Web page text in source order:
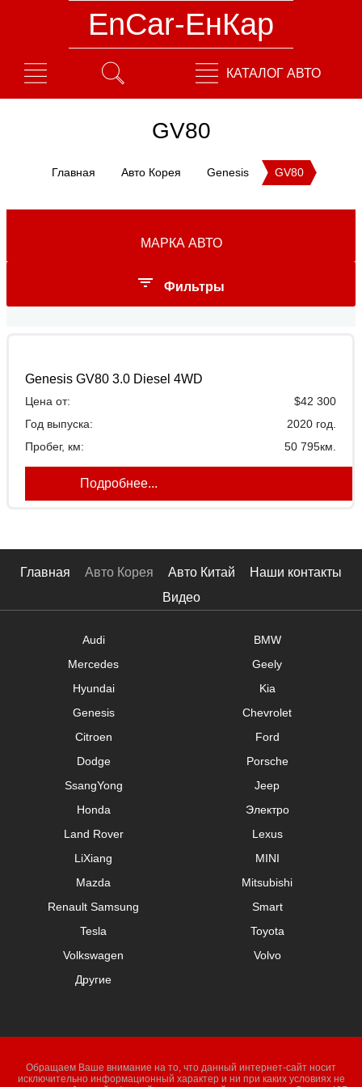
EnCar-ЕнКар
КАТАЛОГ АВТО
GV80
Главная Авто Корея Genesis GV80
МАРКА АВТО
Фильтры
Топливо:
Genesis GV80 3.0 Diesel 4WD
Цена от:
$42 300
Год выпуска:
2020 год.
Пробег, км:
50 795км.
Подробнее...
Главная Авто Корея Авто Китай
Наши контакты
Видео
Audi
BMW
Mercedes
Geely
Hyundai
Kia
Genesis
Chevrolet
Citroen
Ford
Dodge
Porsche
SsangYong
Jeep
Honda
Электро
Land Rover
Lexus
LiXiang
MINI
Mazda
Mitsubishi
Renault Samsung
Smart
Tesla
Toyota
Volkswagen
Volvo
Другие
Обращаем Ваше внимание на то, что данный интернет-сайт носит
исключительно информационный характер и ни при каких условиях не